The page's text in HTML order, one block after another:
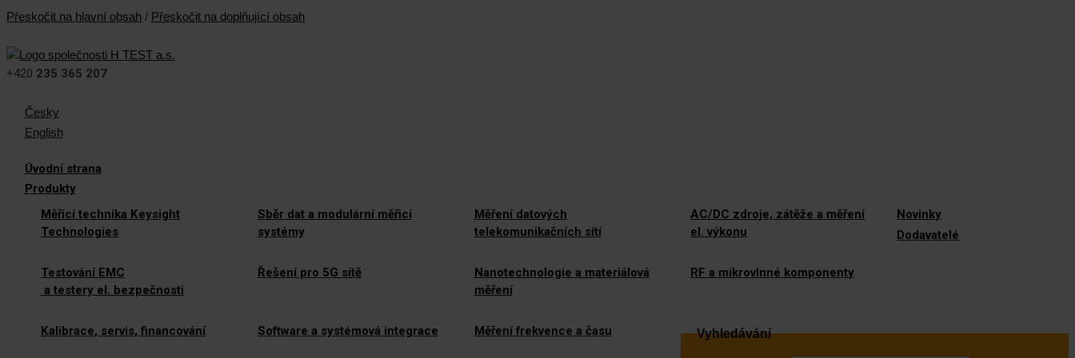
Přeskočit na hlavní obsah / Přeskočit na doplňující obsah
+420 235 365 207
Česky
English
Úvodní strana
Produkty
Měřicí technika Keysight
Technologies
Sběr dat a modulární měřicí
systémy
Měření datových
telekomunikačních sítí
AC/DC zdroje, zátěže a měření
el. výkonu
Testování EMC
a testery el. bezpečnosti
Řešení pro 5G sítě
Nanotechnologie a materiálová
měření
RF a mikrovlnné komponenty
Kalibrace, servis, financování Software a systémová integrace Měření frekvence a času
Novinky
Dodavatelé
Vyhledávání